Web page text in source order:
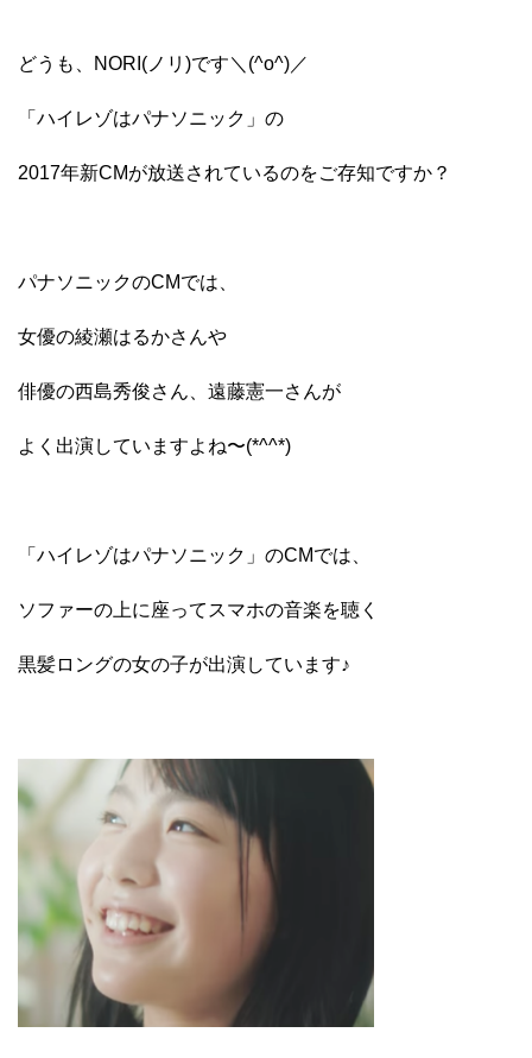
どうも、NORI(ノリ)です＼(^o^)／
「ハイレゾはパナソニック」の
2017年新CMが放送されているのをご存知ですか？
パナソニックのCMでは、
女優の綾瀬はるかさんや
俳優の西島秀俊さん、遠藤憲一さんが
よく出演していますよね〜(*^^*)
「ハイレゾはパナソニック」のCMでは、
ソファーの上に座ってスマホの音楽を聴く
黒髪ロングの女の子が出演しています♪